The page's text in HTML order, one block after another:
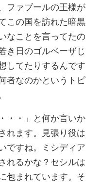
ファブールの王様が
この国を訪れた暗黒
なことを言ってたの
き日のゴルベーザじ
してたりするんです
者なのかというトピ
・・」と何か言いか
れます。見張り役は
ですね。ミシディア
れるかな？セシルは
包まれています。そ